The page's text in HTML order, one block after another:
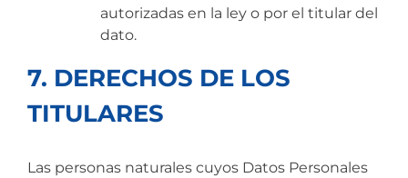
autorizadas en la ley o por el titular del
dato.
7. DERECHOS DE LOS
TITULARES
Las personas naturales cuyos Datos Personales